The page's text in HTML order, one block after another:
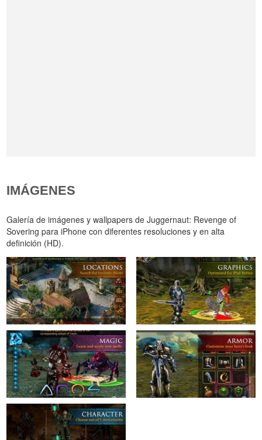
IMÁGENES
Galería de imágenes y wallpapers de Juggernaut: Revenge of
Sovering para iPhone con diferentes resoluciones y en alta
definición (HD).